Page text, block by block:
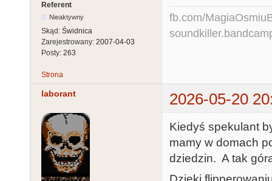
Referent
Nieaktywny
Skąd: Świdnica
Zarejestrowany: 2007-04-03
Posty: 263
fb.com/
Strona
laborant 2026-05-20
Kiedyś spekulant
mamy w domach
dziedzin. A tak